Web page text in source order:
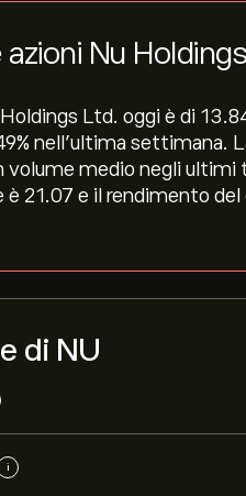
azioni Nu
Holdings Ltd. oggi è di
nell'ultima settimana.
volume medio negli
21.07 e il rendimento
di NU
i